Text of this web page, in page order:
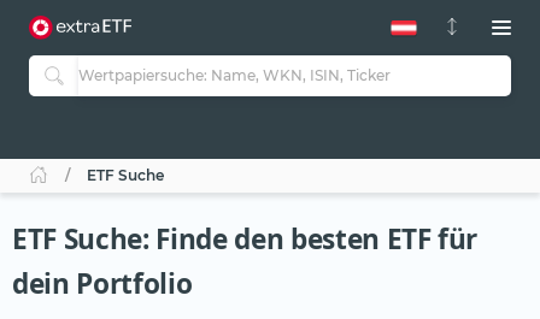
ETF Suche
ETF Suche: Finde den besten ETF für
dein Portfolio